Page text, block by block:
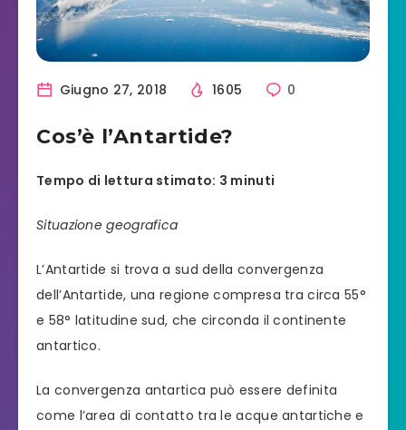
Giugno 27, 2018 1605 0
Cos’è l’Antartide?
Tempo di lettura stimato: 3 minuti
Situazione geografica
L’Antartide si trova a sud della convergenza
dell’Antartide, una regione compresa tra circa 55°
e 58° latitudine sud, che circonda il continente
antartico.
La convergenza antartica può essere definita
come l’area di contatto tra le acque antartiche e